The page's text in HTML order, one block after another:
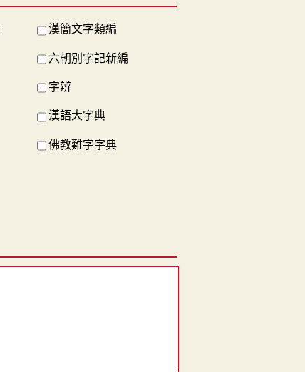
漢簡文字類編
六朝別字記新編
字辨
漢語大字典
佛教難字字典